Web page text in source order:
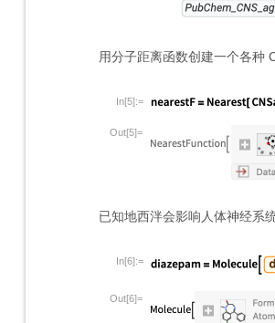
用分子距离函数创建一个各种
In[5]:=
Out[5]=
已知地西泮会影响人体神经系
In[6]:=
Out[6]=